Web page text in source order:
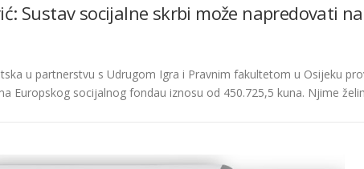
Sustav socijalne skrbi može napredovati
u partnerstvu s Udrugom Igra i Pravnim fakultetom u Osijeku
Europskog socijalnog fondau iznosu od 450.725,5 kuna. Njime